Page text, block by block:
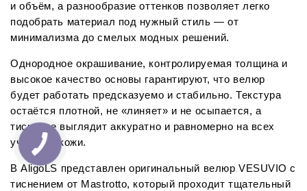
и объём, а разнообразие оттенков позволяет легко
подобрать материал под нужный стиль — от
минимализма до смелых модных решений.
Однородное окрашивание, контролируемая толщина и
высокое качество основы гарантируют, что велюр
будет работать предсказуемо и стабильно. Текстура
остаётся плотной, не «линяет» и не осыпается, а
тиснение выглядит аккуратно и равномерно на всех
участках кожи.
В AligoLS представлен оригинальный велюр VESUVIO с
тиснением от Mastrotto, который проходит тщательный